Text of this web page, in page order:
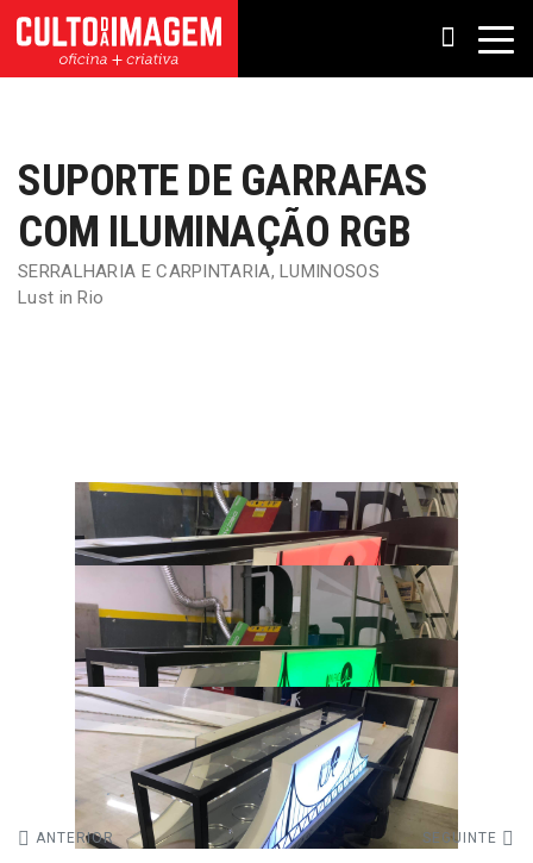
SUPORTE DE GARRAFAS
COM ILUMINAÇÃO RGB
SERRALHARIA E CARPINTARIA,LUMINOSOS
Lust in Rio
ANTERIOR SEGUINTE